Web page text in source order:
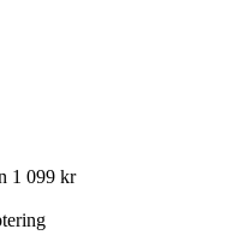
1 099 kr